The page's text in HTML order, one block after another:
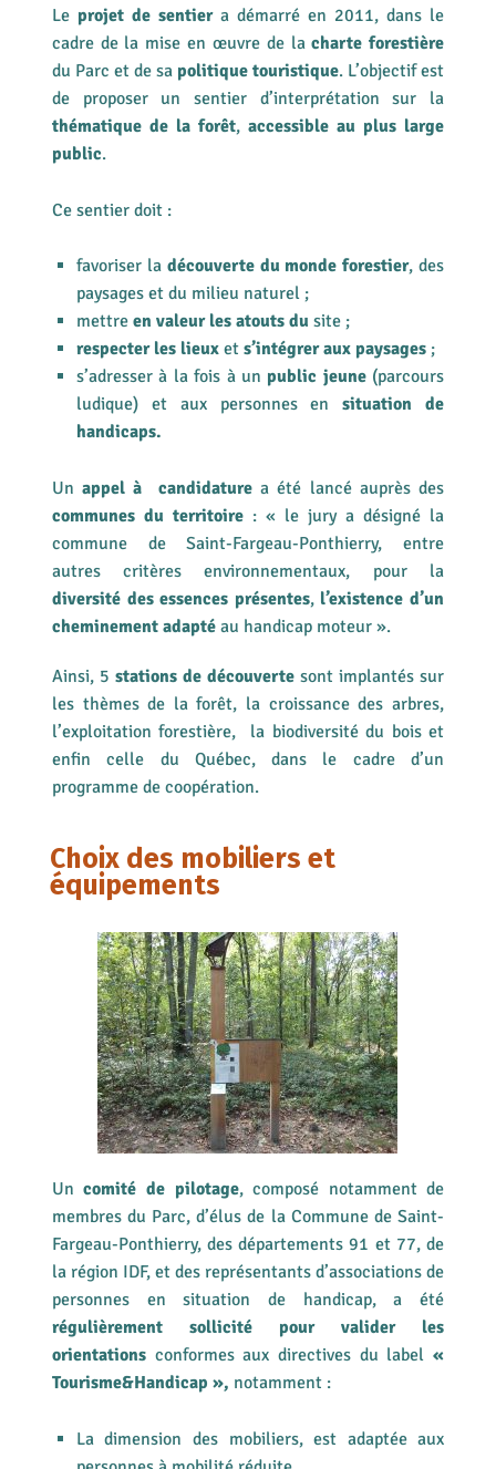
Le projet de sentiera démarré en 2011, dans le
cadre de la mise en œuvre de lacharte forestière
du Parc et de sa politique touristique. L’objectif est
de proposer un sentier d’interprétation sur la
thématique de la forêt,accessible au plus large
public.
Ce sentier doit :
favoriser la découverte du monde forestier, des
paysages et du milieu naturel ;
mettre en valeur les atouts du site ;
respecter les lieuxet s’intégrer aux paysages;
s’adresser à la fois à un public jeune(parcours
ludique) et aux personnes ensituation de
handicaps.
Unappel à candidaturea été lancé auprès des
communes du territoire: « le jury a désigné la
commune de Saint-Fargeau-Ponthierry, entre
autres critères environnementaux, pour la
diversité des essences présentes, l’existence d’un
cheminement adaptéau handicap moteur ».
Ainsi, 5 stations de découvertesont implantés sur
les thèmes de la forêt, la croissance des arbres,
l’exploitation forestière, la biodiversité du bois et
enfin celle du Québec, dans le cadre d’un
programme de coopération.
Choix des mobiliers et
équipements
Uncomité de pilotage, composé notamment de
membres du Parc, d’élus de la Commune de Saint-
Fargeau-Ponthierry, des départements 91 et 77, de
la région IDF, et des représentants d’associations de
personnes en situation de handicap, a été
régulièrement sollicité pour valider les
orientationsconformes aux directives du label«
Tourisme&Handicap », notamment :
La dimension des mobiliers, est adaptée aux